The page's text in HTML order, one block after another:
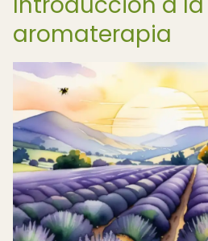
aromaterapia